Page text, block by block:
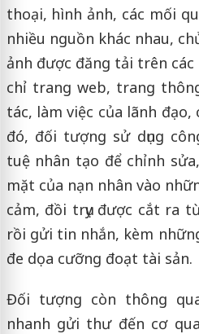
thoại, hình ảnh, các mối
nhiều nguồn khác nhau,
ảnh được đăng tải trên
chỉ trang web, trang
tác, làm việc của lãnh đạo,
đó, đối tượng sử dụng
tuệ nhân tạo để chỉnh
mặt của nạn nhân vào
cảm, đồi trụy được cắt ra
rồi gửi tin nhắn, kèm
đe dọa cưỡng đoạt tài sản.
Đối tượng còn thông
nhanh gửi thư đến cơ